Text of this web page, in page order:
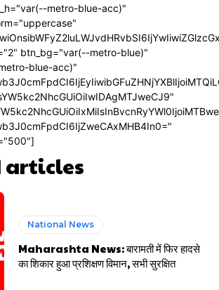
metro-blue-acc)"
btn_bg="var(--metro-blue)"
blue-acc)"
articles
National News
Maharashta News: बारामती में फिर हादसे
का शिकार हुआ प्रशिक्षण विमान, सभी सुरक्षित